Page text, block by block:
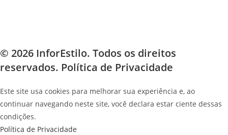
© 2026 InforEstilo. Todos os direitos
reservados. Política de Privacidade
Este site usa cookies para melhorar sua experiência e, ao
continuar navegando neste site, você declara estar ciente dessas
condições.
Política de Privacidade